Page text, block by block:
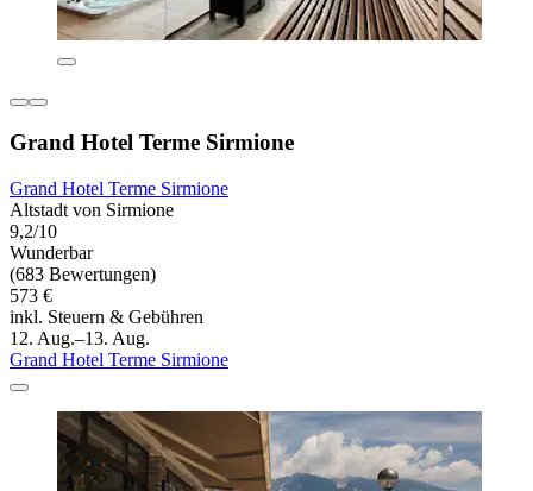
Grand Hotel Terme Sirmione
Grand Hotel Terme Sirmione
Altstadt von Sirmione
9,2/10
Wunderbar
(683 Bewertungen)
573 €
inkl. Steuern & Gebühren
12. Aug.–13. Aug.
Grand Hotel Terme Sirmione